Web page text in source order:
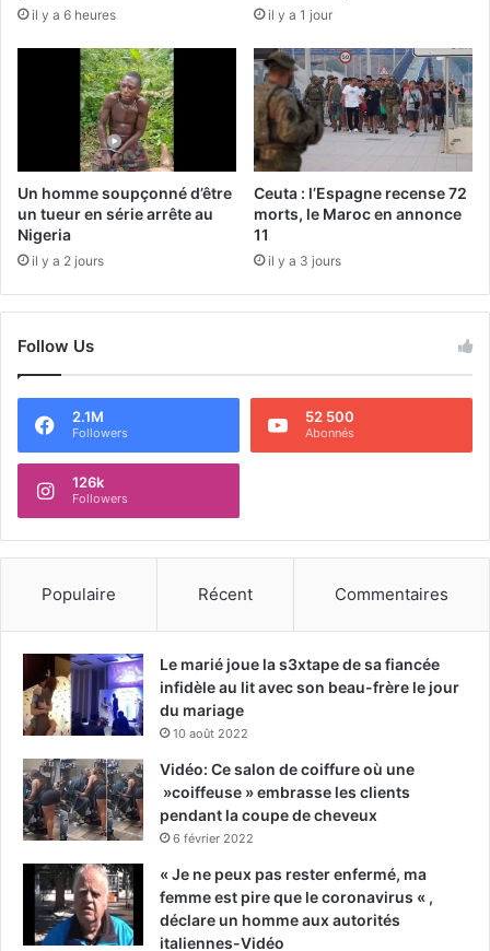
il y a 6 heures il y a 1 jour
Un homme soupçonné d’être
un tueur en série arrête au
Nigeria
il y a 2 jours
Ceuta : l’Espagne recense 72
morts, le Maroc en annonce
11
il y a 3 jours
Follow Us
2.1M
Followers
52 500
Abonnés
126k
Followers
Populaire Récent Commentaires
Le marié joue la s3xtape de sa fiancée
infidèle au lit avec son beau-frère le jour
du mariage
10 août 2022
Vidéo: Ce salon de coiffure où une
»coiffeuse » embrasse les clients
pendant la coupe de cheveux
6 février 2022
« Je ne peux pas rester enfermé, ma
femme est pire que le coronavirus « ,
déclare un homme aux autorités
italiennes-Vidéo